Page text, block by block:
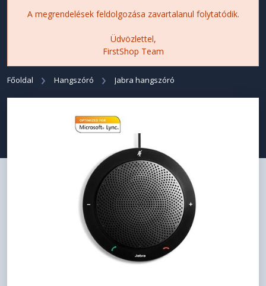
A megrendelések feldolgozása zavartalanul folytatódik.
Üdvözlettel,
FirstShop Team
Főoldal Hangszóró Jabra hangszóró